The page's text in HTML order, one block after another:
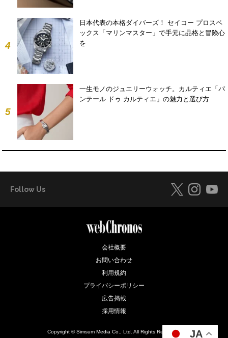
4
日本代表の本格ダイバーズ！ セイコー プロスペ
ックス「マリンマスター」で手元に品格と冒険心
を
5
一生モノのジュエリーウォッチ。カルティエ「パ
ンテール ドゥ カルティエ」の魅力と選び方
Follow Us
会社概要
お問い合わせ
利用規約
プライバシーポリシー
広告掲載
採用情報
Copyright © Simsum Media Co., Ltd. All Rights Reserved. JA